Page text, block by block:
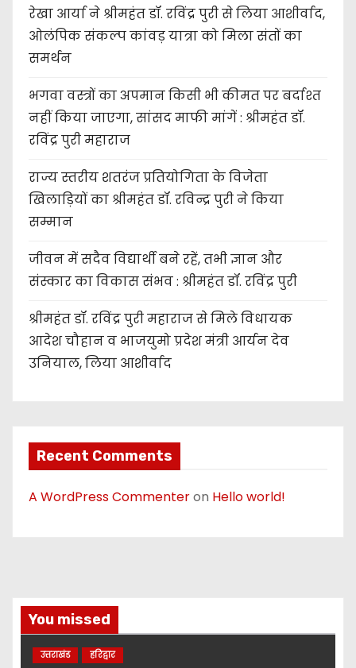
रेखा आर्या ने श्रीमहंत डॉ. रविंद्र पुरी से लिया आशीर्वाद,
ओलंपिक संकल्प कांवड़ यात्रा को मिला संतों का
समर्थन
भगवा वस्त्रों का अपमान किसी भी कीमत पर बर्दाश्त
नहीं किया जाएगा, सांसद माफी मांगें : श्रीमहंत डॉ.
रविंद्र पुरी महाराज
राज्य स्तरीय शतरंज प्रतियोगिता के विजेता
खिलाड़ियों का श्रीमहंत डॉ. रविन्द्र पुरी ने किया
सम्मान
जीवन में सदैव विद्यार्थी बने रहें, तभी ज्ञान और
संस्कार का विकास संभव : श्रीमहंत डॉ. रविंद्र पुरी
श्रीमहंत डॉ. रविंद्र पुरी महाराज से मिले विधायक
आदेश चौहान व भाजयुमो प्रदेश मंत्री आर्यन देव
उनियाल, लिया आशीर्वाद
Recent Comments
A WordPress Commenteron Hello world!
You missed
उत्तराखंड हरिद्वार